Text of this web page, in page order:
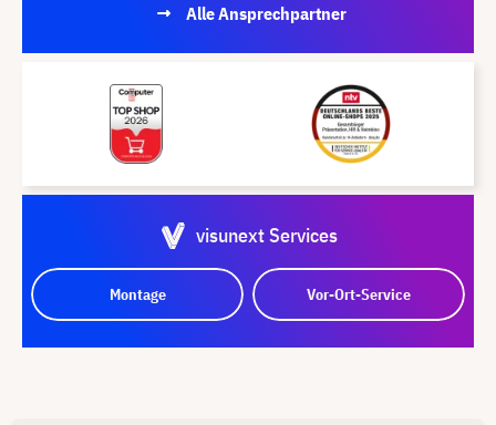
Alle Ansprechpartner
visunext Services
Montage Vor-Ort-Service